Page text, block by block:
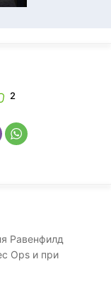
2
Равенфилд
Ops и при